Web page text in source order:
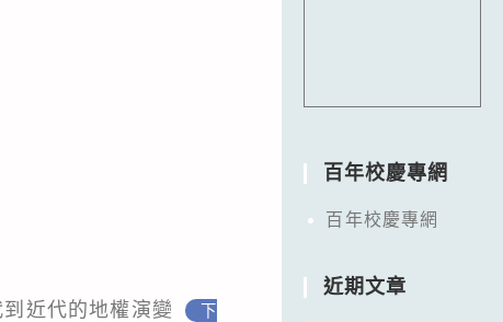
近代的地權演變
下
百年校慶專網
百年校慶專網
近期文章